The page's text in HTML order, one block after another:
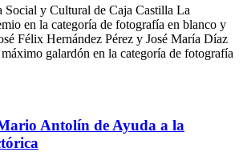
Social y Cultural de Caja Castilla La
en la categoría de fotografía en blanco y
Félix Hernández Pérez y José María Díaz
galardón en la categoría de fotografía
Antolín de Ayuda a la